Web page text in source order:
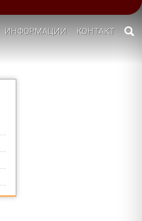
ИНФОРМАЦИИ КОНТАКТ